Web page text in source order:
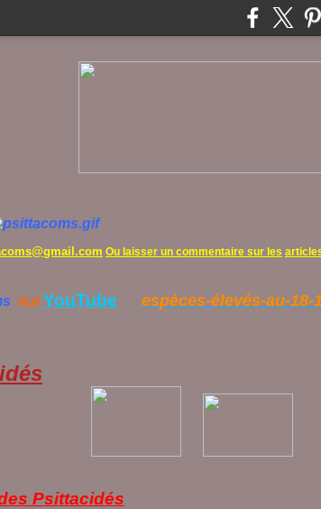
Ou laisser un commentaire sur les
surYouTube espèces-élevés-au-18-
Psittacidés